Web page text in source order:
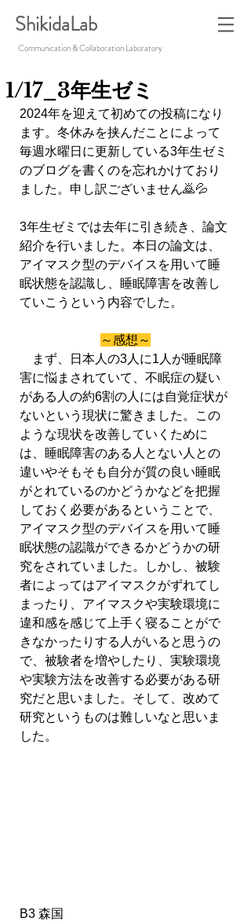
ShikidaLab
Communication & Collaboration Laboratory
1/17_3年生ゼミ
2024年を迎えて初めての投稿になり
ます。冬休みを挟んだことによって
毎週水曜日に更新している3年生ゼミ
のブログを書くのを忘れかけており
ました。申し訳ございません🙇💦
3年生ゼミでは去年に引き続き、論文
紹介を行いました。本日の論文は、
アイマスク型のデバイスを用いて睡
眠状態を認識し、睡眠障害を改善し
ていこうという内容でした。
～感想～
まず、日本人の3人に1人が睡眠障
害に悩まされていて、不眠症の疑い
がある人の約6割の人には自覚症状が
ないという現状に驚きました。この
ような現状を改善していくために
は、睡眠障害のある人とない人との
違いやそもそも自分が質の良い睡眠
がとれているのかどうかなどを把握
しておく必要があるということで、
アイマスク型のデバイスを用いて睡
眠状態の認識ができるかどうかの研
究をされていました。しかし、被験
者によってはアイマスクがずれてし
まったり、アイマスクや実験環境に
違和感を感じて上手く寝ることがで
きなかったりする人がいると思うの
で、被験者を増やしたり、実験環境
や実験方法を改善する必要がある研
究だと思いました。そして、改めて
研究というものは難しいなと思いま
した。
B3 森国